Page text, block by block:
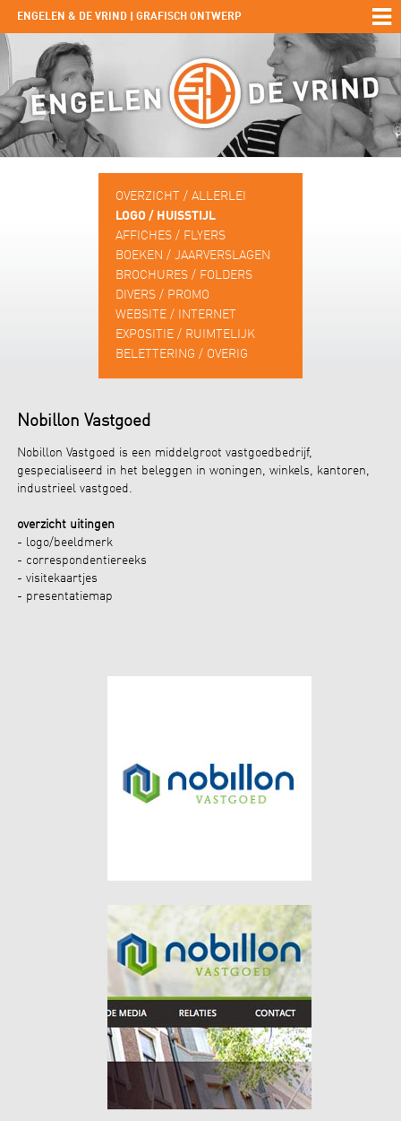
ENGELEN & DE VRIND | GRAFISCH ONTWERP
OVERZICHT / ALLERLEI
LOGO / HUISSTIJL
AFFICHES / FLYERS
BOEKEN / JAARVERSLAGEN
BROCHURES / FOLDERS
DIVERS / PROMO
WEBSITE / INTERNET
EXPOSITIE / RUIMTELIJK
BELETTERING / OVERIG
Nobillon Vastgoed
Nobillon Vastgoed is een middelgroot vastgoedbedrijf,
gespecialiseerd in het beleggen in woningen, winkels, kantoren,
industrieel vastgoed.
overzicht uitingen
- logo/beeldmerk
- correspondentiereeks
- visitekaartjes
- presentatiemap